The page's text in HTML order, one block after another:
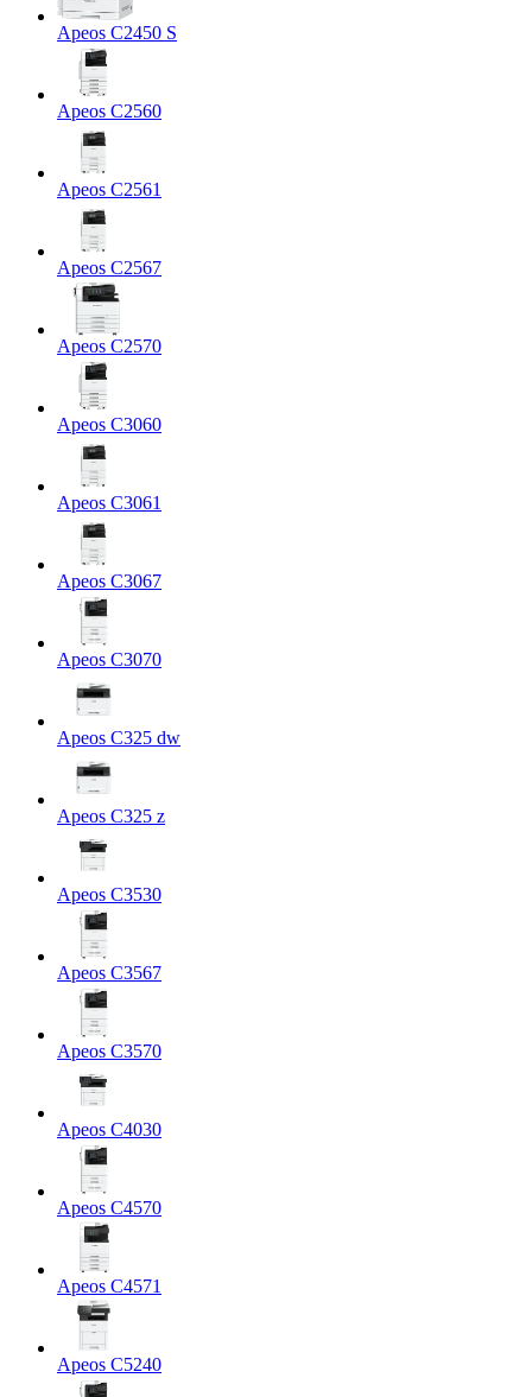
Apeos C2450 S
Apeos C2560
Apeos C2561
Apeos C2567
Apeos C2570
Apeos C3060
Apeos C3061
Apeos C3067
Apeos C3070
Apeos C325 dw
Apeos C325 z
Apeos C3530
Apeos C3567
Apeos C3570
Apeos C4030
Apeos C4570
Apeos C4571
Apeos C5240